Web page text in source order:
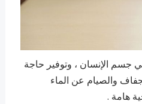
الإنسان ، وتوفير حاجة
والصيام عن الماء
هامة .